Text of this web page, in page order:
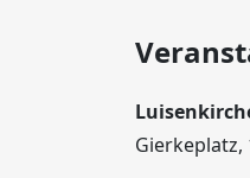
Gierkeplatz,